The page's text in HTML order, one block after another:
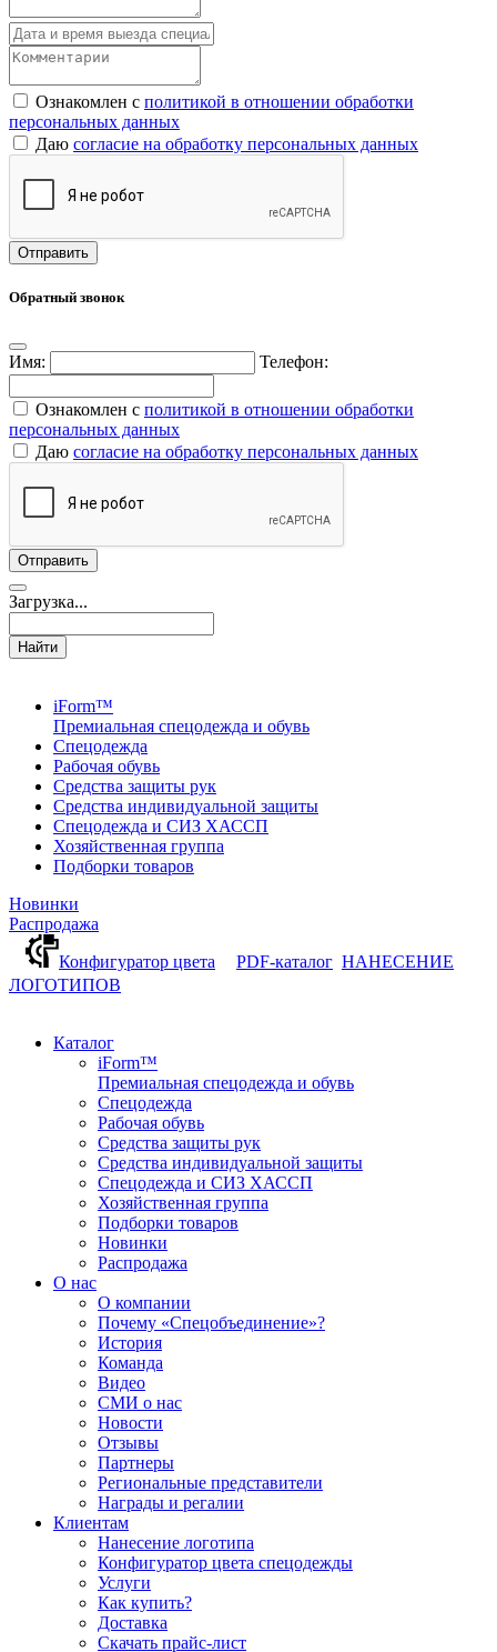
Ознакомлен с политикой в отношении обработки
персональных данных
Даю согласие на обработку персональных данных
Обратный звонок
Имя: Телефон:
Ознакомлен с политикой в отношении обработки
персональных данных
Даю согласие на обработку персональных данных
Загрузка...
Найти
iForm™
Премиальная спецодежда и обувь
Спецодежда
Рабочая обувь
Средства защиты рук
Средства индивидуальной защиты
Спецодежда и СИЗ ХАССП
Хозяйственная группа
Подборки товаров
Новинки
Распродажа
Конфигуратор цвета
PDF-каталог НАНЕСЕНИЕ
ЛОГОТИПОВ
Каталог
iForm™
Премиальная спецодежда и обувь
Спецодежда
Рабочая обувь
Средства защиты рук
Средства индивидуальной защиты
Спецодежда и СИЗ ХАССП
Хозяйственная группа
Подборки товаров
Новинки
Распродажа
О нас
О компании
Почему «Спецобъединение»?
История
Команда
Видео
СМИ о нас
Новости
Отзывы
Партнеры
Региональные представители
Награды и регалии
Клиентам
Нанесение логотипа
Конфигуратор цвета спецодежды
Услуги
Как купить?
Доставка
Скачать прайс-лист